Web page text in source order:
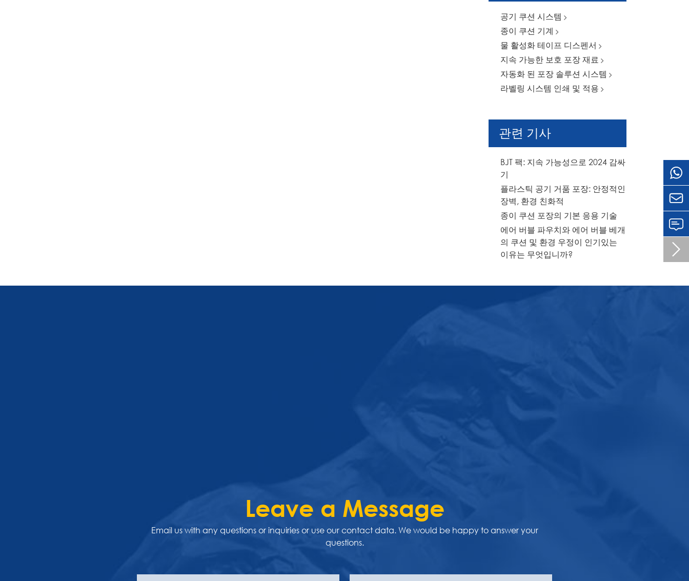
공기 쿠션 시스템
종이 쿠션 기계
물 활성화 테이프 디스펜서
지속 가능한 보호 포장 재료
자동화 된 포장 솔루션 시스템
라벨링 시스템 인쇄 및 적용
관련 기사
BJT 팩: 지속 가능성으로 2024 감싸
기
플라스틱 공기 거품 포장: 안정적인
장벽, 환경 친화적
종이 쿠션 포장의 기본 응용 기술
에어 버블 파우치와 에어 버블 베개
의 쿠션 및 환경 우정이 인기있는
이유는 무엇입니까?
Leave a Message
Email us with any questions or inquiries or use our contact data. We would be happy to answer your
questions.

